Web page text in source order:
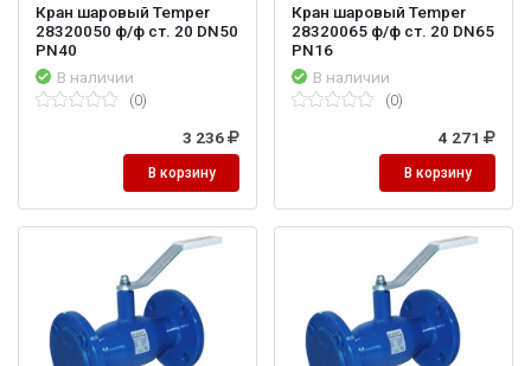
Кран шаровый Temper
28320050 ф/ф ст. 20 DN50
PN40
В наличии
(0)
3 236
В корзину
Кран шаровый Temper
28320065 ф/ф ст. 20 DN65
PN16
В наличии
(0)
4 271
В корзину